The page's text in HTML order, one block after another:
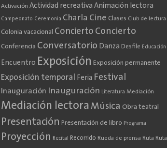
Activación Actividad recreativa Animación lectora
Campeonato Ceremonia Charla Cine Clases Club de lectura
Colonia vacacional Concierto Concierto
Conferencia Conversatorio Danza Desfile Educación
Encuentro Exposición Exposición permanente
Exposición temporal Feria Festival
Inauguración Inauguración Literatura Mediación
Mediación lectora Música Obra teatral
Presentación Presentación de libro Programa
Proyección Recital Recorrido Rueda de prensa Ruta Ruta